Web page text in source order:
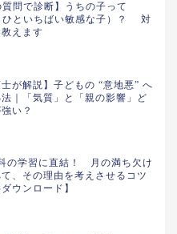
質問で診断】うちの子って
ひといちばい敏感な子）？ 対
えます
士が解説】子どもの “意地悪” へ
｜「気質」と「親の影響」ど
い？
の学習に直結！ 月の満ち欠け
、その理由を考えさせるコツ
ダウンロード】